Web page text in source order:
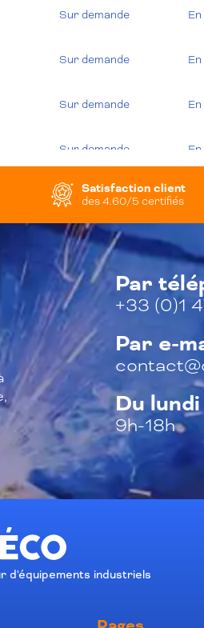
Sur demande
Sur demande
Sur demande
Sur demande
Sur demande
Sur demande
Satisfaction client
des 4.60/5 certifiés
Par
+33 (0)1
Par e-
Du
9h-18h
d'équipements industriels